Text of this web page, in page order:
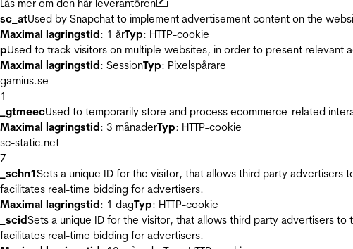
Läs mer om den här leverantören
sc_atUsed by Snapchat to implement advertisement content on the
Maximal lagringstid: 1 årTyp: HTTP-cookie
pUsed to track visitors on multiple websites, in order to present relevant
Maximal lagringstid: SessionTyp: Pixelspårare
garnius.se
1
_gtmeecUsed to temporarily store and process ecommerce-related
Maximal lagringstid: 3 månaderTyp: HTTP-cookie
sc-static.net
7
_schn1Sets a unique ID for the visitor, that allows third party
facilitates real-time bidding for advertisers.
Maximal lagringstid: 1 dagTyp: HTTP-cookie
_scidSets a unique ID for the visitor, that allows third party advertisers
facilitates real-time bidding for advertisers.